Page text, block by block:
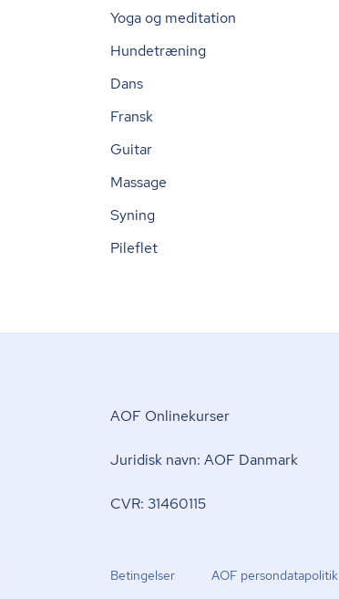
Yoga og meditation
Hundetræning
Dans
Fransk
Guitar
Massage
Syning
Pileflet
AOF Onlinekurser
Juridisk navn: AOF Danmark
CVR: 31460115
Betingelser
AOF per­son­da­ta­po­li­tik